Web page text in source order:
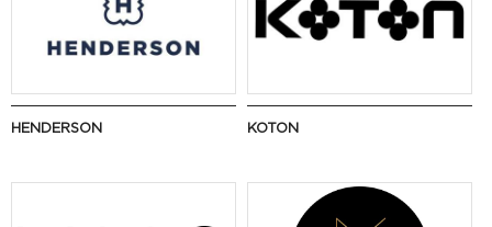
HENDERSON KOTON